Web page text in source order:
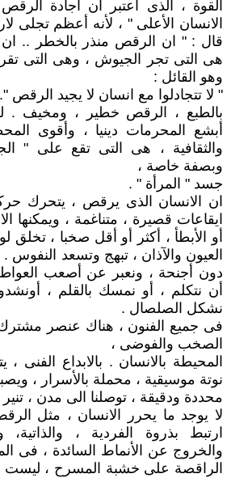
القوة ، الذى اعتبر أن اجادة
الانسان الأعلى " ، لأنه أعظم تجلى
قال : " ان الرقص منذر بالخطر .. ان
هى التى تجر الجيوش ، وهى التى
وهو القائل :
" لا تتجادلوا مع انسان لا يجيد الرقص ".
بالطبع ، الرقص خطير ، ومخيف
أبشع المحرمات دينيا ، وأقوى
والثقافية ، هى التى تقع على "
وبصفة خاصة ،
جسد " المرأة " .
ان الانسان الذى يرقص ، يتحرك
ايقاعات قصيرة ، متناغمة ، ويمكنها
أو الأبطأ ، أكثر أو أقل صخبا ، تخلق
العيون والآذان ، تبهج وتسعد
دون أجنحة ، ونعبر عن أصعب
أن نتكلم ، أو نمسك بالقلم ،
نشكل الصلصال .
فى جميع الفنون ، هناك عنصر
الصخب والفوضى ،
المحيطة بالانسان . بالابداع الفنى
نوتة موسيقية ، محملة بالأسرار ،
محددة ودقيقة ، توصلنا الى مدن ، تنير
لا يوجد ما يحرر الانسان ، مثل
ارتبط بذروة الفردية ، والذاتية،
والخروج عن الأنماط السائدة ، فى
الراقصة على خشبة المسرح ، ليست